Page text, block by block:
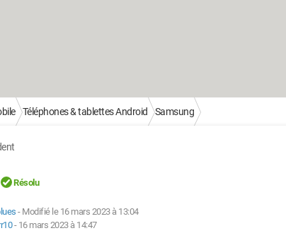
Téléphones & tablettes Android Samsung
Résolu
- Modifié le 16 mars 2023 à 13:04
- 16 mars 2023 à 14:47